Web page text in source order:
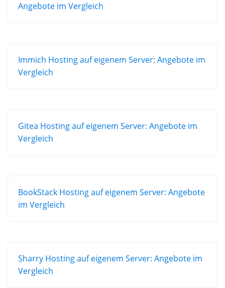
Angebote im Vergleich
Immich Hosting auf eigenem Server: Angebote im
Vergleich
Gitea Hosting auf eigenem Server: Angebote im
Vergleich
BookStack Hosting auf eigenem Server: Angebote
im Vergleich
Sharry Hosting auf eigenem Server: Angebote im
Vergleich